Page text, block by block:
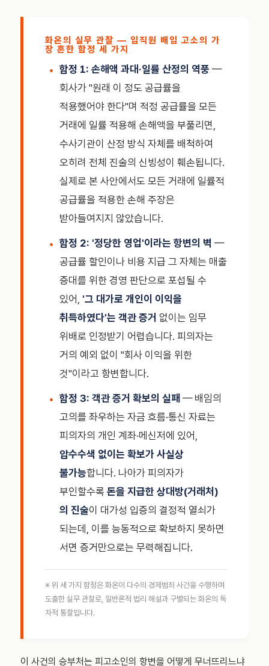
화온의 실무 관찰 — 임직원 배임 고소의 가
장 흔한 함정 세 가지
함정 1: 손해액 과대·일률 산정의 역풍 —
회사가 "원래 이 정도 공급률을
적용했어야 한다"며 적정 공급률을 모든
거래에 일률 적용해 손해액을 부풀리면,
수사기관이 산정 방식 자체를 배척하여
오히려 전체 진술의 신빙성이 훼손됩니다.
실제로 본 사안에서도 모든 거래에 일률적
공급률을 적용한 손해 주장은
받아들여지지 않았습니다.
함정 2: '정당한 영업'이라는 항변의 벽 —
공급률 할인이나 비용 지급 그 자체는 매출
증대를 위한 경영 판단으로 포섭될 수
있어, '그 대가로 개인이 이익을
취득하였다'는 객관 증거 없이는 임무
위배로 인정받기 어렵습니다. 피의자는
거의 예외 없이 "회사 이익을 위한
것"이라고 항변합니다.
함정 3: 객관 증거 확보의 실패 — 배임의
고의를 좌우하는 자금 흐름·통신 자료는
피의자의 개인 계좌·메신저에 있어,
압수수색 없이는 확보가 사실상
불가능합니다. 나아가 피의자가
부인할수록 돈을 지급한 상대방(거래처)
의 진술이 대가성 입증의 결정적 열쇠가
되는데, 이를 능동적으로 확보하지 못하면
서면 증거만으로는 무력해집니다.
※ 위 세 가지 함정은 화온이 다수의 경제범죄 사건을 수행하며
도출한 실무 관찰로, 일반론적 법리 해설과 구별되는 화온의 독
자적 통찰입니다.
이 사건의 승부처는 피고소인의 항변을 어떻게 무너뜨리느냐